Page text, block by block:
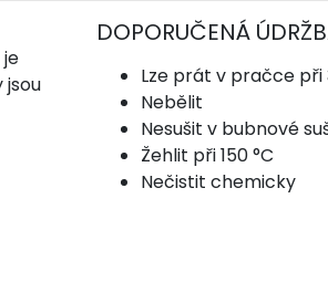
jsou
DOPORUČENÁ
Lze prát v pračce při
Nebělit
Nesušit v bubnové
Žehlit při 150 °C
Nečistit chemicky